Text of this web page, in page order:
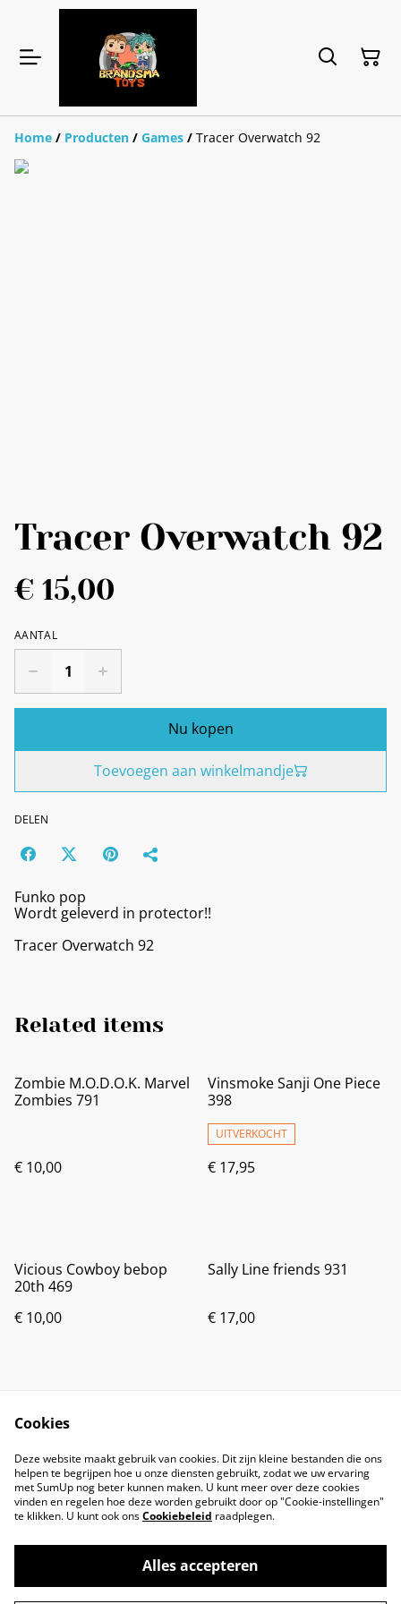
Home / Producten / Games / Tracer Overwatch 92
Tracer Overwatch 92
€ 15,00
AANTAL
Nu kopen
Toevoegen aan winkelmandje
DELEN
Funko pop
Wordt geleverd in protector!!
Tracer Overwatch 92
Related items
Zombie M.O.D.O.K. Marvel
Zombies 791
€ 10,00
Vinsmoke Sanji One Piece
398
UITVERKOCHT
€ 17,95
Vicious Cowboy bebop
20th 469
€ 10,00
Sally Line friends 931
€ 17,00
©2026Brandsma Toys
Cookies
Deze website maakt gebruik van cookies. Dit zijn kleine bestanden die ons
helpen te begrijpen hoe u onze diensten gebruikt, zodat we uw ervaring
met SumUp nog beter kunnen maken. U kunt meer over deze cookies
vinden en regelen hoe deze worden gebruikt door op "Cookie-instellingen"
te klikken. U kunt ook onsCookiebeleid raadplegen.
Alles accepteren